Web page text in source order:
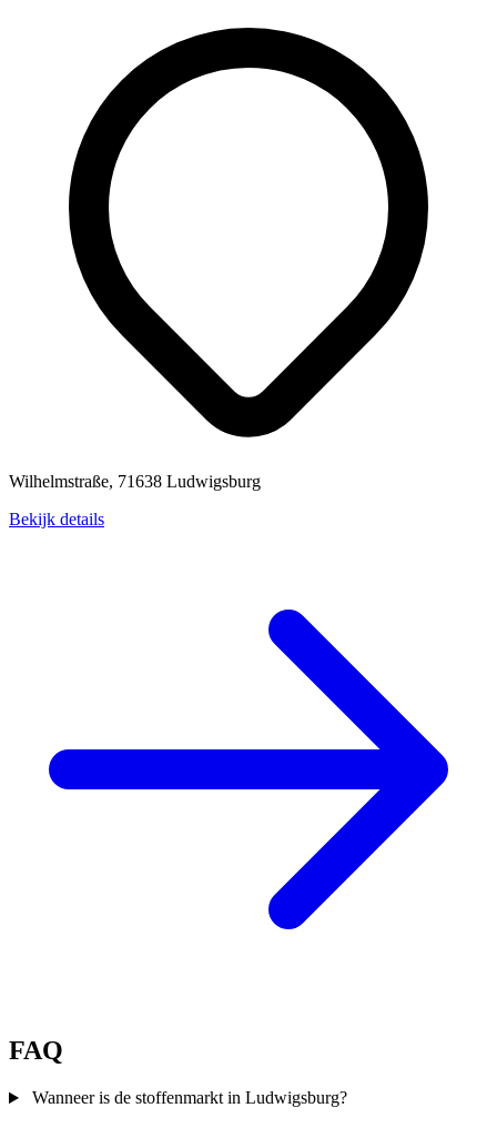
Wilhelmstraße, 71638 Ludwigsburg
Bekijk details
FAQ
Wanneer is de stoffenmarkt in Ludwigsburg?